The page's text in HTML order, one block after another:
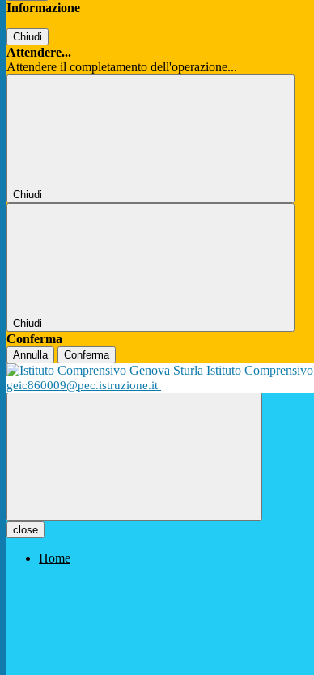
Informazione
Chiudi
Attendere...
Attendere il completamento dell'operazione...
Chiudi
Chiudi
Conferma
Annulla Conferma
Istituto Comprensivo
geic860009@pec.istruzione.it
close
Home